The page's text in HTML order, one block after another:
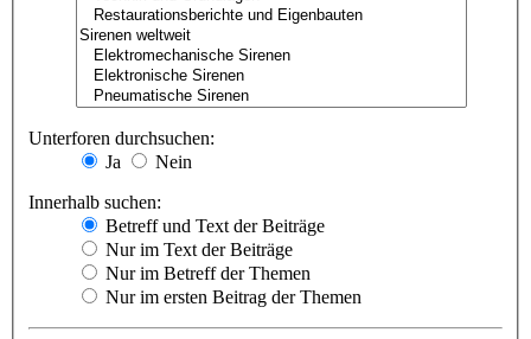
Unterforen durchsuchen:
Ja
Nein
Innerhalb suchen:
Betreff und Text der Beiträge
Nur im Text der Beiträge
Nur im Betreff der Themen
Nur im ersten Beitrag der Themen